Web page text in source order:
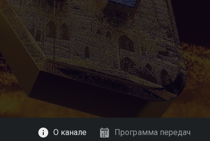
О канале Программа передач